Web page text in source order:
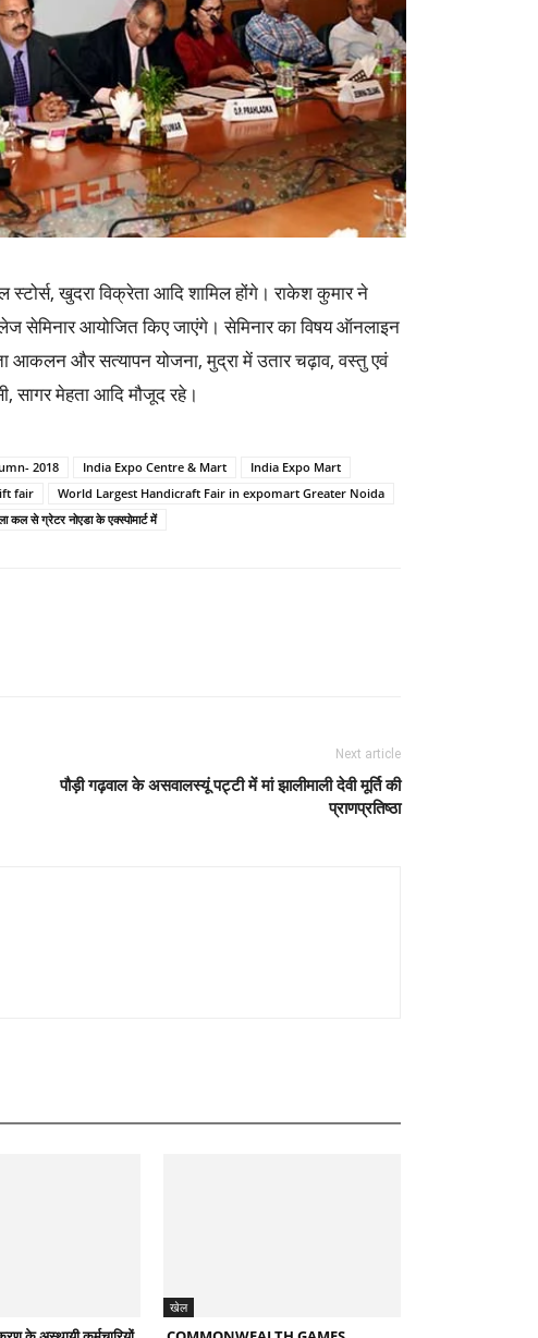
स्टोर्स, खुदरा विक्रेता आदि शामिल होंगे। राकेश कुमार ने
सेमिनार आयोजित किए जाएंगे। सेमिनार का विषय ऑनलाइन
आकलन और सत्यापन योजना, मुद्रा में उतार चढ़ाव, वस्तु एवं
सागर मेहता आदि मौजूद रहे।
2018 India Expo Centre & Mart
India Expo Mart
fair
World Largest Handicraft Fair in expomart Greater Noida
कल से ग्रेटर नोएडा के एक्स्पोमार्ट में
Next article
पौड़ी गढ़वाल के असवालस्यूं पट्टी में मां झालीमाली देवी मूर्ति की
प्राणप्रतिष्ठा
खेल